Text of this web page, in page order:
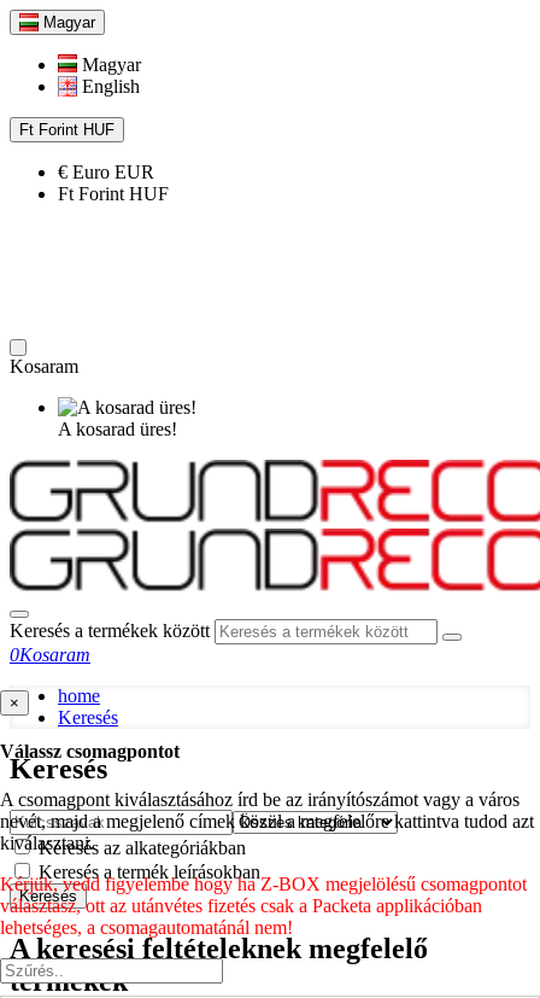
Magyar
Magyar
English
Ft Forint HUF
€ Euro EUR
Ft Forint HUF
Kosaram
A kosarad üres!
Keresés a termékek között
0Kosaram
home
Keresés
Keresés
Keresés az alkategóriákban
Keresés a termék leírásokban
Keresés
A keresési feltételeknek megfelelő
termékek
×
Válassz csomagpontot
A csomagpont kiválasztásához írd be az irányítószámot vagy a város
nevét, majd a megjelenő címek közül a megfelelőre kattintva tudod azt
kiválasztani.
Kérjük, vedd figyelembe hogy ha Z-BOX megjelölésű csomagpontot
választasz, ott az utánvétes fizetés csak a Packeta applikációban
lehetséges, a csomagautomatánál nem!